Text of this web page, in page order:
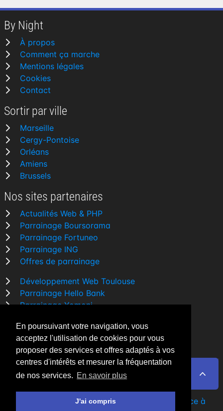
En poursuivant votre navigation, vous
acceptez l'utilisation de cookies pour vous
proposer des services et offres adaptés à vos
centres d'intérêts et mesurer la fréquentation
de nos services. En savoir plus
J'ai compris
By Night
À propos
Comment ça marche
Mentions légales
Cookies
Contact
Sortir par ville
Marseille
Cergy-Pontoise
Orléans
Amiens
Brussels
Nos sites partenaires
Actualités Web & PHP
Parrainage Boursorama
Parrainage Fortuneo
Parrainage ING
Offres de parrainage
Développement Web Toulouse
Parrainage Hello Bank
Parrainage Yomoni
Comparatif banque
By Night v5.7.3| © 2026 - Tous droits réservés
par undéveloppeur Web Freelance à